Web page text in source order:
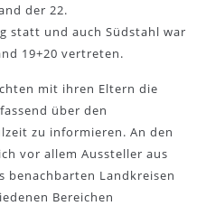
der 22.
statt und auch Südstahl war
19+20 vertreten.
mit ihren Eltern die
über den
zu informieren. An den
vor allem Aussteller aus
benachbarten Landkreisen
Bereichen